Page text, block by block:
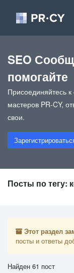
SEO
помогайте
Присоединяйтесь
мастеров PR-CY,
свои.
Посты по тегу:
Этот раздел
посты и ответы
Найден 61 пост